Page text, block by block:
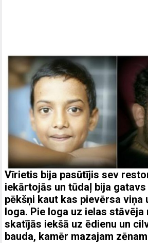
Vīrietis bija pasūtījis sev
iekārtojās un tūdaļ bija
pēkšņi kaut kas pievērsa viņa
loga. Pie loga uz ielas stāvēja
skatījās iekšā uz ēdienu un
bauda, kamēr mazajam